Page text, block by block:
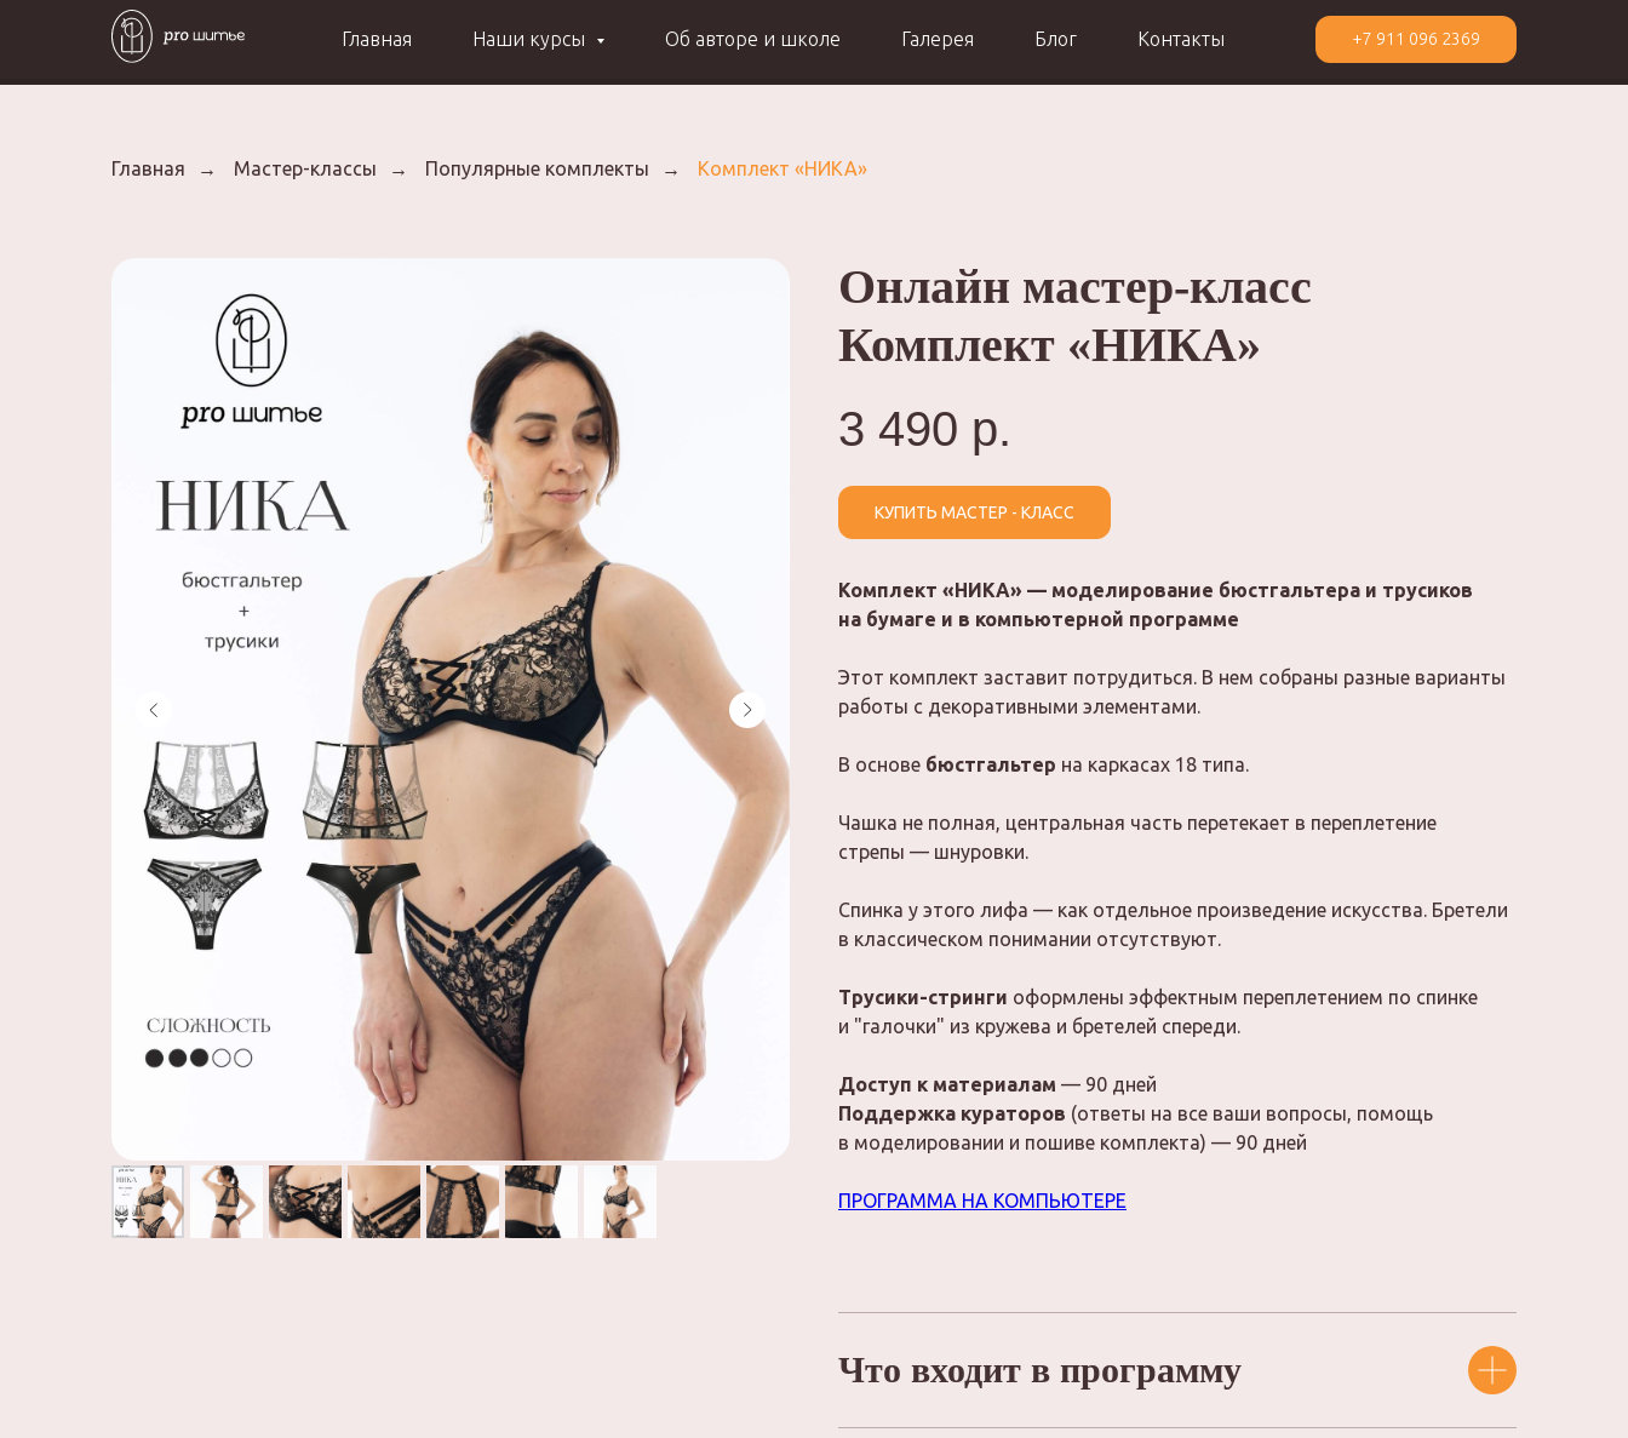
Главная Наши курсы Об авторе и школе Галерея Блог Контакты +7 911 096 2369
Главная → Мастер-классы → Популярные комплекты → Комплект «НИКА»
Онлайн мастер-класс
Комплект «НИКА»
3 490 р.
КУПИТЬ МАСТЕР - КЛАСС
Комплект «НИКА» — моделирование бюстгальтера и трусиков
на бумаге и в компьютерной программе
Этот комплект заставит потрудиться. В нем собраны разные варианты
работы с декоративными элементами.
В основе бюстгальтер на каркасах 18 типа.
Чашка не полная, центральная часть перетекает в переплетение
стрепы — шнуровки.
Спинка у этого лифа — как отдельное произведение искусства. Бретели
в классическом понимании отсутствуют.
Трусики-стринги оформлены эффектным переплетением по спинке
и "галочки" из кружева и бретелей спереди.
Доступ к материалам — 90 дней
Поддержка кураторов (ответы на все ваши вопросы, помощь
в моделировании и пошиве комплекта) — 90 дней
ПРОГРАММА НА КОМПЬЮТЕРЕ
Что входит в программу